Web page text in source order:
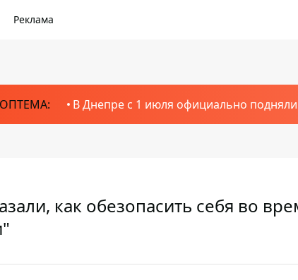
Реклама
В Днепре с 1 июля официально
как обезопасить себя во